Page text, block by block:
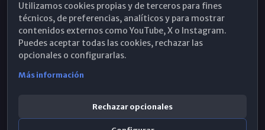
Hemeroteca
WhatsApp
Utilizamos cookies propias y de terceros para fines
técnicos, de preferencias, analíticos y para mostrar
contenidos externos como YouTube, X o Instagram.
Puedes aceptar todas las cookies, rechazar las
opcionales o configurarlas.
Más información
Rechazar opcionales